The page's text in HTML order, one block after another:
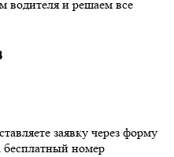
водителя и решаем все
заявку через форму
бесплатный номер